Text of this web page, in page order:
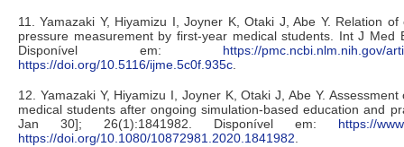
11. Yamazaki Y, Hiyamizu I, Joyner K, Otaki J, Abe Y. Relation
pressure measurement by first-year medical students. Int J
Disponível em: https://pmc.ncbi.nlm.nih.gov/
https://doi.org/10.5116/ijme.5c0f.935c.
12. Yamazaki Y, Hiyamizu I, Joyner K, Otaki J, Abe Y.
medical students after ongoing simulation-based education and
Jan 30]; 26(1):1841982. Disponível em: https://
https://doi.org/10.1080/10872981.2020.1841982.